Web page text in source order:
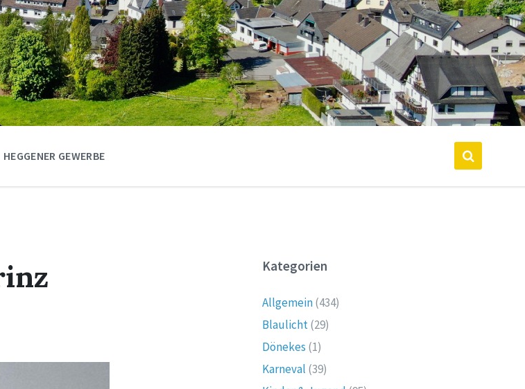
HEGGENER GEWERBE
Kategorien
Allgemein(434)
Blaulicht(29)
Dönekes (1)
Karneval (39)